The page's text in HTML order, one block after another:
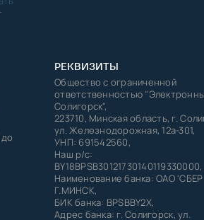
РЕКВИЗИТЫ
Общество с ограниченной
ответственностью
Солигорск",
223710, Минская область, г.
ул. Железнодорожная, 12а-301,
УНП: 691542560,
Наш р/с:
BY18BPSB30121730140119330000,
Наименование банка: ОАО
Г.МИНСК,
БИК банка: BPSBBY2X,
Адрес банка: г. Солигорск, ул.